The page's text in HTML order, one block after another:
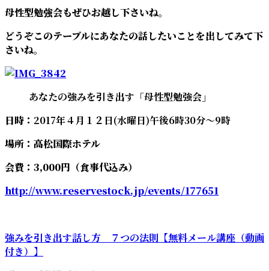
母性型勉強会もぜひお越し下さいね。
どうぞこのテーブルにあなたの話したいことを出してみて下
さいね。
あなたの強みを引き出す「母性型勉強会」
日時： 2017年４月１２日(水曜日)午後6時30分～9時
場所：高松国際ホテル
会費：3,000円（食事代込み）
http://www.reservestock.jp/events/177651
強みを引き出す話し方 ７つの法則【無料メール講座（動画
付き）】